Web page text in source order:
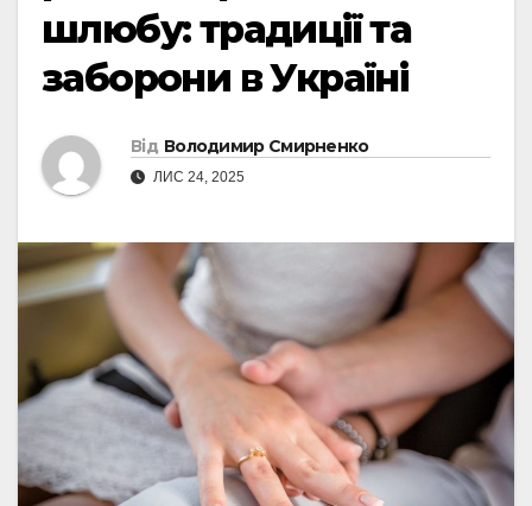
шлюбу: традиції та
заборони в Україні
Від Володимир Смирненко
ЛИС 24, 2025